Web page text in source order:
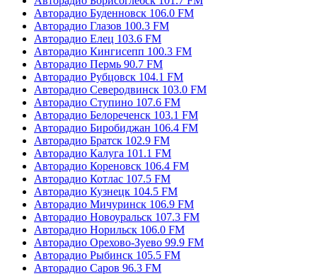
Авторадио Буденновск 106.0 FM
Авторадио Глазов 100.3 FM
Авторадио Елец 103.6 FM
Авторадио Кингисепп 100.3 FM
Авторадио Пермь 90.7 FM
Авторадио Рубцовск 104.1 FM
Авторадио Северодвинск 103.0 FM
Авторадио Ступино 107.6 FM
Авторадио Белореченск 103.1 FM
Авторадио Биробиджан 106.4 FM
Авторадио Братск 102.9 FM
Авторадио Калуга 101.1 FM
Авторадио Кореновск 106.4 FM
Авторадио Котлас 107.5 FM
Авторадио Кузнецк 104.5 FM
Авторадио Мичуринск 106.9 FM
Авторадио Новоуральск 107.3 FM
Авторадио Норильск 106.0 FM
Авторадио Орехово-Зуево 99.9 FM
Авторадио Рыбинск 105.5 FM
Авторадио Саров 96.3 FM